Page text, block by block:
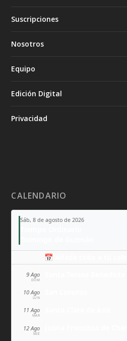
Suscripciones
Nosotros
Equipo
Edición Digital
Privacidad
CALENDARIO
Sáb, 8 de agosto de 2026
📅 Añade todo a tu
9 Ago
DOM
10 Ago
LUN
11 Ago
MAR
12 Ago
MIÉ